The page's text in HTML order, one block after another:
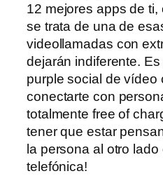
12 mejores apps de
se trata de una de
videollamadas con
dejarán indiferente.
purple social de vídeo
conectarte con
totalmente free of
tener que estar
la persona al otro lado
telefónica!